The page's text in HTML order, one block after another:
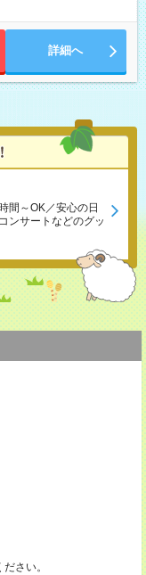
詳細へ
間～OK／安心の日
ンサートなどのグッ
さい。